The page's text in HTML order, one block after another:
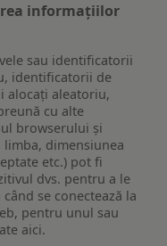
informațiilor
sau identificatorii
identificatorii de
alocați aleatoriu,
cu alte
browserului și
dimensiunea
etc.) pot fi
dvs. pentru a le
se conectează la
pentru unul sau
aici.